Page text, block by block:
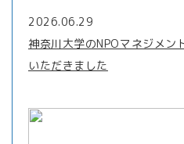
2026.06.29
神奈川大学のNPOマネジメン
いただきました